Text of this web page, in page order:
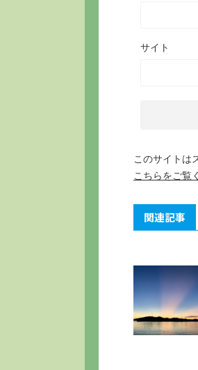
サイト
このサイトは
こちらをご覧
関連記事